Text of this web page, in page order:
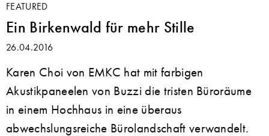
FEATURED
Ein Birkenwald für mehr Stille
26.04.2016
Karen Choi von EMKC hat mit farbigen
Akustikpaneelen von Buzzi die tristen Büroräume
in einem Hochhaus in eine überaus
abwechslungsreiche Bürolandschaft verwandelt.